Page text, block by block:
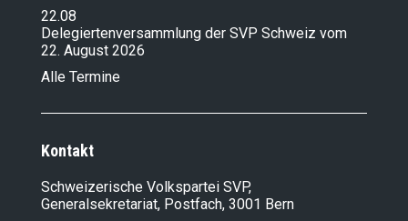
22.08
Delegiertenversammlung der SVP Schweiz vom
22. August 2026
Alle Termine
Kontakt
Schweizerische Volkspartei SVP,
Generalsekretariat, Postfach, 3001 Bern